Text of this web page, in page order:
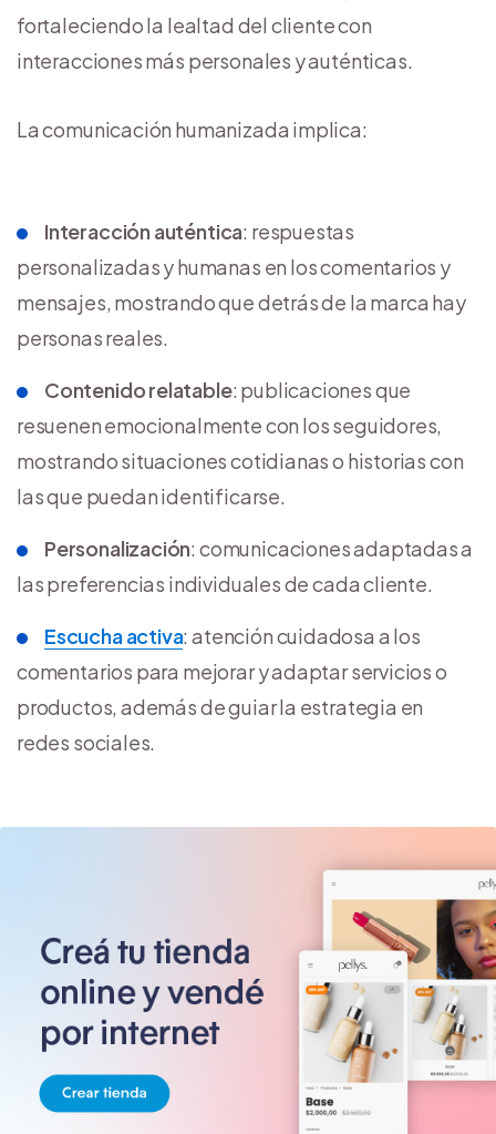
fortaleciendo la lealtad del cliente con
interacciones más personales y auténticas.
La comunicación humanizada implica:
Interacción auténtica: respuestas
personalizadas y humanas en los comentarios y
mensajes, mostrando que detrás de la marca hay
personas reales.
Contenido relatable: publicaciones que
resuenen emocionalmente con los seguidores,
mostrando situaciones cotidianas o historias con
las que puedan identificarse.
Personalización: comunicaciones adaptadas a
las preferencias individuales de cada cliente.
Escucha activa: atención cuidadosa a los
comentarios para mejorar y adaptar servicios o
productos, además de guiar la estrategia en
redes sociales.